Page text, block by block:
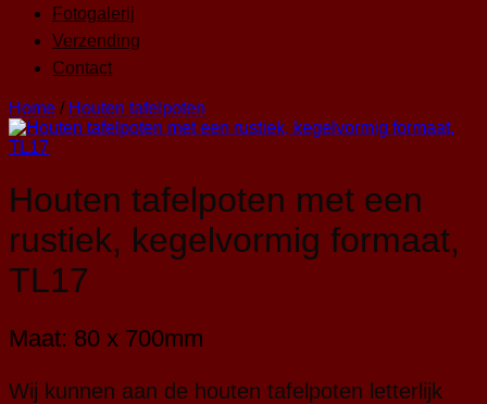
Fotogalerij
Verzending
Contact
Home / Houten tafelpoten
Houten tafelpoten met een
rustiek, kegelvormig formaat,
TL17
Maat: 80 x 700mm
Wij kunnen aan de houten tafelpoten letterlijk